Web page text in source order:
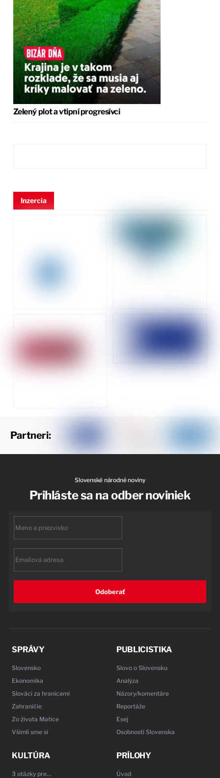
Zelený plot a vtipní progresívci
Inzercia
Partneri:
Slovenské národné noviny
Prihláste sa na odber noviniek
Odoberať
SPRÁVY
Slovensko
Ekonomika
Slováci za hranicami
Zahraničie
Zo života Matice
Všimli sme si
PUBLICISTIKA
Slovo o Slovensku
Analýza
Názory/komentáre
Reportáže
Esej
Osobnosti Slovenska
KULTÚRA
3 otázky pre…
PRÍLOHY
Úvod